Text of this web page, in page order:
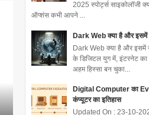
2025 स्पोर्ट्स साइकोलॉजी
ऑप्शंस कभी आपने ...
Dark Web क्या है और इसमें
Dark Web क्या है और इसमें
के डिजिटल युग में, इंटरनेट का
अहम हिस्सा बन चुका...
Digital Computer का
कंप्यूटर का इतिहास
Updated On : 23-10-